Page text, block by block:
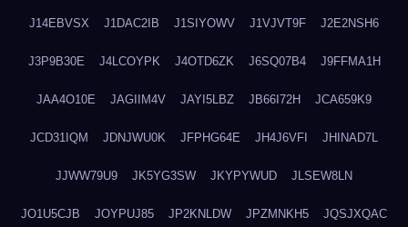
J14EBVSX J1DAC2IB J1SIYOWV J1VJVT9F J2E2NSH6
J3P9B30E J4LCOYPK J4OTD6ZK J6SQ07B4 J9FFMA1H
JAA4O10E JAGIIM4V JAYI5LBZ JB66I72H JCA659K9
JCD31IQM JDNJWU0K JFPHG64E JH4J6VFI JHINAD7L
JJWW79U9 JK5YG3SW JKYPYWUD JLSEW8LN
JO1U5CJB JOYPUJ85 JP2KNLDW JPZMNKH5 JQSJXQAC